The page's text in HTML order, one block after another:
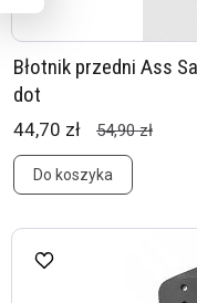
Błotnik przedni Ass
dot
44,70 zł 54,90 zł
Do koszyka